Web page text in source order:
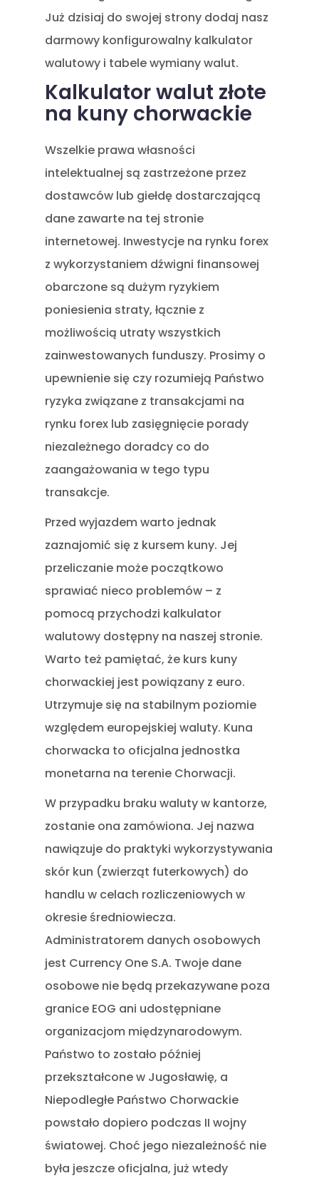
Już dzisiaj do swojej strony dodaj nasz
darmowy konfigurowalny kalkulator
walutowy i tabele wymiany walut.
Kalkulator walut złote
na kuny chorwackie
Wszelkie prawa własności
intelektualnej są zastrzeżone przez
dostawców lub giełdę dostarczającą
dane zawarte na tej stronie
internetowej. Inwestycje na rynku forex
z wykorzystaniem dźwigni finansowej
obarczone są dużym ryzykiem
poniesienia straty, łącznie z
możliwością utraty wszystkich
zainwestowanych funduszy. Prosimy o
upewnienie się czy rozumieją Państwo
ryzyka związane z transakcjami na
rynku forex lub zasięgnięcie porady
niezależnego doradcy co do
zaangażowania w tego typu
transakcje.
Przed wyjazdem warto jednak
zaznajomić się z kursem kuny. Jej
przeliczanie może początkowo
sprawiać nieco problemów – z
pomocą przychodzi kalkulator
walutowy dostępny na naszej stronie.
Warto też pamiętać, że kurs kuny
chorwackiej jest powiązany z euro.
Utrzymuje się na stabilnym poziomie
względem europejskiej waluty. Kuna
chorwacka to oficjalna jednostka
monetarna na terenie Chorwacji.
W przypadku braku waluty w kantorze,
zostanie ona zamówiona. Jej nazwa
nawiązuje do praktyki wykorzystywania
skór kun (zwierząt futerkowych) do
handlu w celach rozliczeniowych w
okresie średniowiecza.
Administratorem danych osobowych
jest Currency One S.A. Twoje dane
osobowe nie będą przekazywane poza
granice EOG ani udostępniane
organizacjom międzynarodowym.
Państwo to zostało później
przekształcone w Jugosławię, a
Niepodległe Państwo Chorwackie
powstało dopiero podczas II wojny
światowej. Choć jego niezależność nie
była jeszcze oficjalna, już wtedy